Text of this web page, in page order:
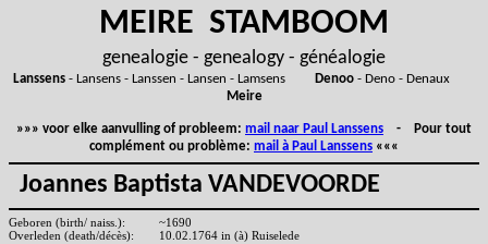
MEIRE STAMBOOM
genealogie - genealogy - généalogie
Lanssens- Lansens - Lanssen - Lansen - Lamsens Denoo- Deno - Denaux
Meire
»»» voor elke aanvulling of probleem: mail naar Paul Lanssens - Pour tout
complément ou problème: mail à Paul Lanssens «««
Joannes Baptista VANDEVOORDE
Geboren (birth/ naiss.):
~1690
Overleden (death/décès):
10.02.1764 in (à) Ruiselede